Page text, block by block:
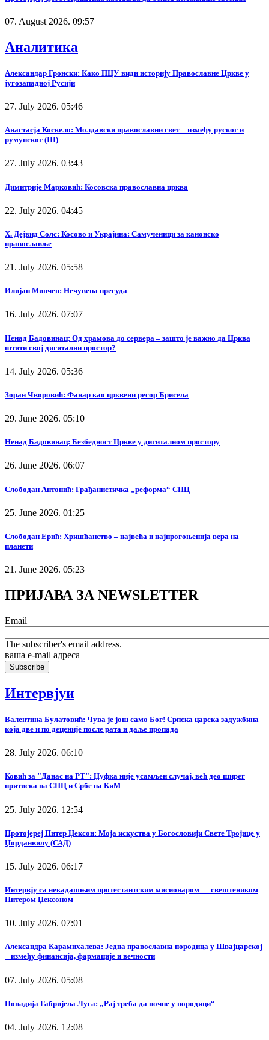
07. August 2026. 09:57
Аналитика
Александар Гронски: Како ПЦУ види историју Православне Цркве у
југозападној Русији
27. July 2026. 05:46
Анастасја Коскело: Молдавски православни свет – између руског и
румунског (III)
27. July 2026. 03:43
Димитрије Марковић: Косовска православна црква
22. July 2026. 04:45
Х. Дејвид Солс: Косово и Украјина: Самученици за канонско
православље
21. July 2026. 05:58
Илијан Минчев: Нечувена пресуда
16. July 2026. 07:07
Ненад Бадовинац: Од храмова до сервера – зашто је важно да Црква
штити свој дигитални простор?
14. July 2026. 05:36
Зоран Чворовић: Фанар као црквени ресор Брисела
29. June 2026. 05:10
Ненад Бадовинац: Безбедност Цркве у дигиталном простору
26. June 2026. 06:07
Слободан Антонић: Грађанистичка „реформа“ СПЦ
25. June 2026. 01:25
Слободан Ерић: Хришћанство – највећа и најпрогоњенија вера на
планети
21. June 2026. 05:23
ПРИЈАВА ЗА NEWSLETTER
Email
The subscriber's email address.
ваша е-mail адреса
Интервјуи
Валентина Булатовић: Чува је још само Бог! Српска царска задужбина
која две и по деценије после рата и даље пропада
28. July 2026. 06:10
Ковић за "Данас на РТ": Џуфка није усамљен случај, већ део ширег
притиска на СПЦ и Србе на КиМ
25. July 2026. 12:54
Протојереј Питер Џексон: Моја искуства у Богословији Свете Тројице у
Џорданвилу (САД)
15. July 2026. 06:17
Интервју са некадашњим протестантским мисионаром — свештеником
Питером Џексоном
10. July 2026. 07:01
Александра Карамихалева: Једна православна породица у Швајцарској
– између финансија, фармације и вечности
07. July 2026. 05:08
Попадија Габријела Луга: „Рај треба да почне у породици“
04. July 2026. 12:08